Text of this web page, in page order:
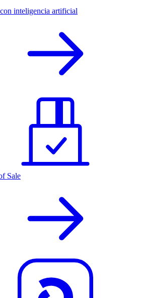
inteligencia artificial
Sale